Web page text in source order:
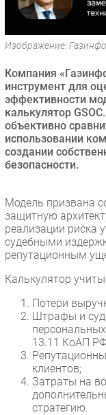
Безопасность
Инновации
Гаджеты
Здоровье
РАЗДЕЛЫ
Новости
Интервью
Мероприятия
Проекты
IT класс
Тестовый стенд
Каталог
Изображение:
Компания
инструмент для
эффективности
калькулятор
объективно
использовании
создании
безопасности.
Модель призвана
защитную
реализации риска
судебными
репутационным
Калькулятор
Потери
Штрафы и
13.11 КоАП
клиентов;
Затраты на
стратегию.